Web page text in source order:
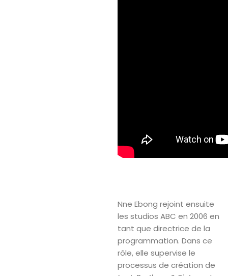
Nne Ebong rejoint ensuite
les studios ABC en 2006 en
tant que directrice de la
programmation. Dans ce
rôle, elle supervise le
processus de création de